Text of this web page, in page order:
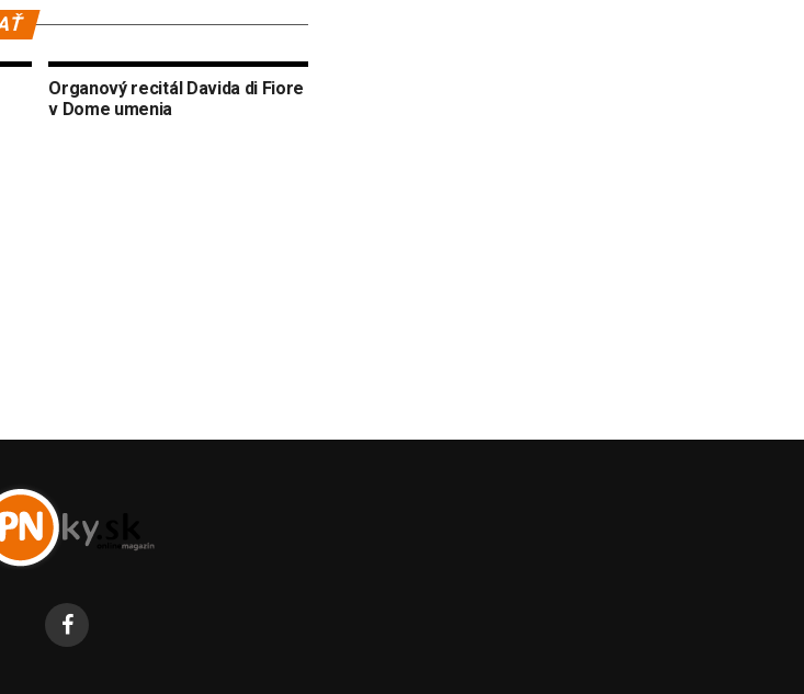
Organový recitál Davida di Fiore
v Dome umenia